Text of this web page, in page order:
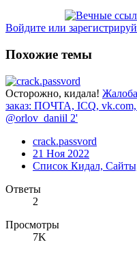
Войдите или
Похожие темы
Осторожно, кидала!
заказ: ПОЧТА, ICQ, vk.com,
@orlov_daniil 2'
crack.passvord
21 Ноя 2022
Список Кидал,
Ответы
2
Просмотры
7K